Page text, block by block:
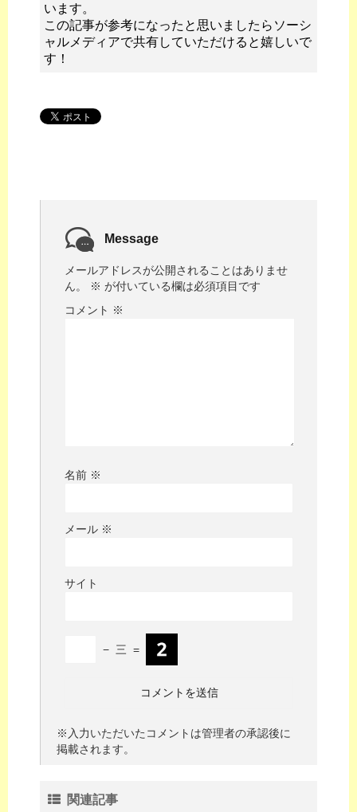
います。
この記事が参考になったと思いましたらソーシ
ャルメディアで共有していただけると嬉しいで
す！
Message
メールアドレスが公開されることはありませ
ん。
※ が付いている欄は必須項目です
コメント ※
名前 ※
メール ※
サイト
− 三 =
※入力いただいたコメントは管理者の承認後に
掲載されます。
関連記事